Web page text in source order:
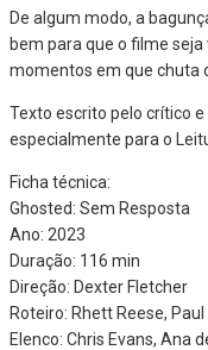
De algum modo, a
bem para que o filme
momentos em que chuta
Texto escrito pelo crítico
especialmente para o
Ficha técnica:
Ghosted: Sem Resposta
Ano: 2023
Duração: 116 min
Direção: Dexter Fletcher
Roteiro: Rhett Reese,
Elenco: Chris Evans, Ana